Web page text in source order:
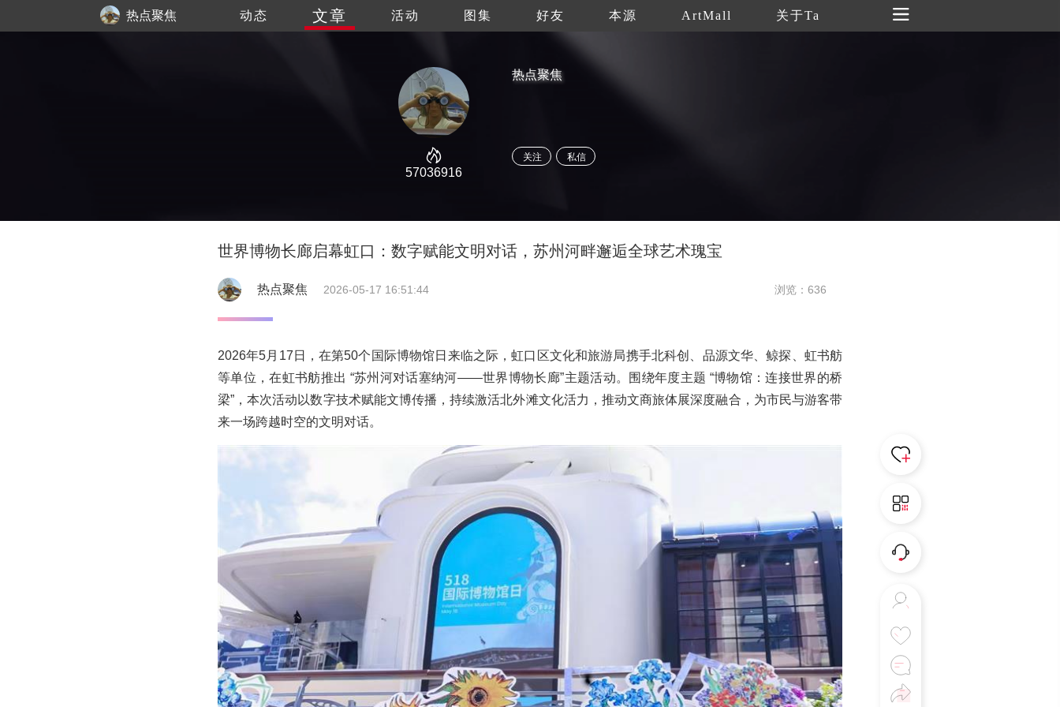
热点聚焦 动态 文章 活动 图集 好友 本源 ArtMall 关于Ta
57036916
热点聚焦
关注 私信
世界博物长廊启幕虹口：数字赋能文明对话，苏州河畔邂逅全球艺术瑰宝
热点聚焦 2026-05-17 16:51:44 浏览：636
2026年5月17日，在第50个国际博物馆日来临之际，虹口区文化和旅游局携手北科创、品源文华、鲸探、虹书舫
等单位，在虹书舫推出 “苏州河对话塞纳河——世界博物长廊”主题活动。围绕年度主题 “博物馆：连接世界的桥
梁”，本次活动以数字技术赋能文博传播，持续激活北外滩文化活力，推动文商旅体展深度融合，为市民与游客带
来一场跨越时空的文明对话。